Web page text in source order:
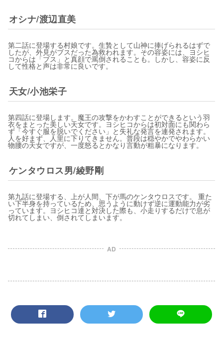
オシナ/渡辺直美
第二話に登場する村娘です。生贄として山神に捧げられるはずで
したが、外見がブスだった為救われます。その容姿には、ヨシヒ
コからは「ブス」と真顔で罵倒されることも。しかし、容姿に反
して性格と声は非常に良いです。
天女/小池栄子
第四話に登場します。魔王の攻撃をかわすことができるという羽
衣をまとった美しい天女です。ヨシヒコからは初対面にも関わら
ず「今すぐ服を脱いでください」と失礼な発言を連発されます。
人を好まず、人里に下りてきません。普段は穏やかでやわらかい
物腰の天女ですが、一度怒るとかなり言動が粗暴になります。
ケンタウロス男/綾野剛
第九話に登場する、上が人間、下が馬のケンタウロスです。 重た
い下半身を持っているため、思うように動けず逆に運動能力が劣
っています。ヨシヒコ達と対決した際も、小走りするだけで息が
切れてしまい、倒されてしまいます。
AD